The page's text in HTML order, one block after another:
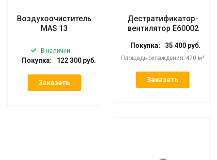
Воздухоочиститель
MAS 13
В наличии
Покупка: 122 300 руб.
Заказать
Дестратификатор-
вентилятор E60002
Покупка: 35 400 руб.
Площадь охлаждения: 470 м²
Заказать